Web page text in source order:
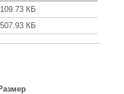
109.73 КБ
507.93 КБ